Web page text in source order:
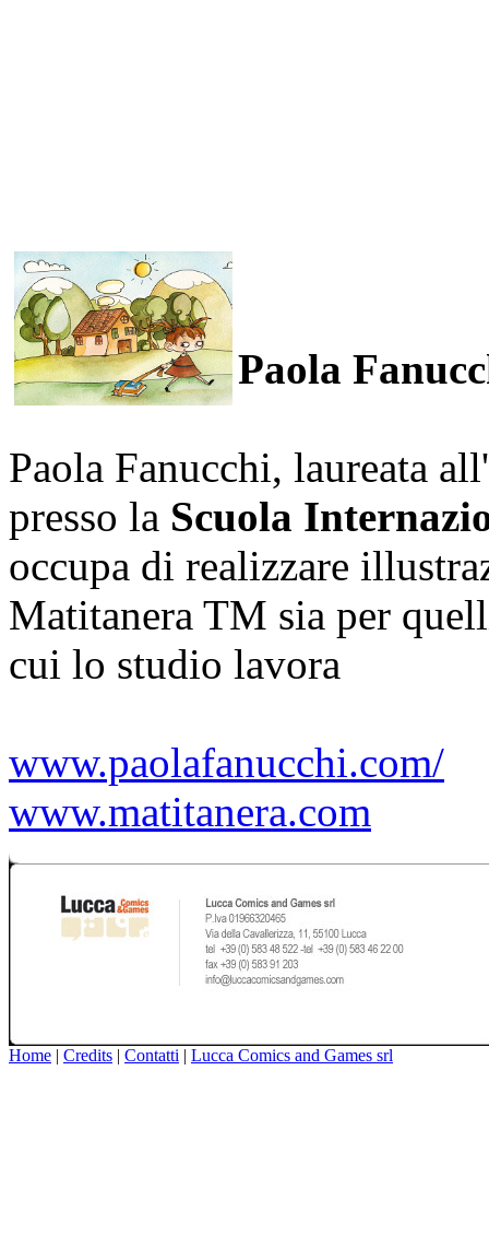
Paola
Paola Fanucchi, laureata
presso la Scuola
occupa di realizzare
Matitanera TM sia per
cui lo studio lavora
www.paolafanucchi.com/
www.matitanera.com
Home | Credits | Contatti | Lucca Comics and Games srl